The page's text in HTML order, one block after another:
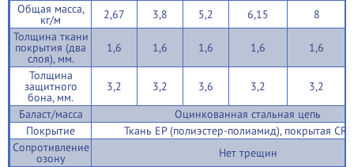
Общая масса,
кг/м 2,67 3,8 5,2 6,15
8
Толщина ткани
покрытия (два
слоя), мм.
1,6 1,6 1,6 1,6
1,6
Толщина
защитного
бона, мм.
3,2 3,2 3,6 3,2
3,2
Баласт/масса
Оцинкованная стальная цепь
Покрытие
Ткань EP (полиэстер-полиамид), покрытая CR/
Cопротивление
озону
Нет трещин